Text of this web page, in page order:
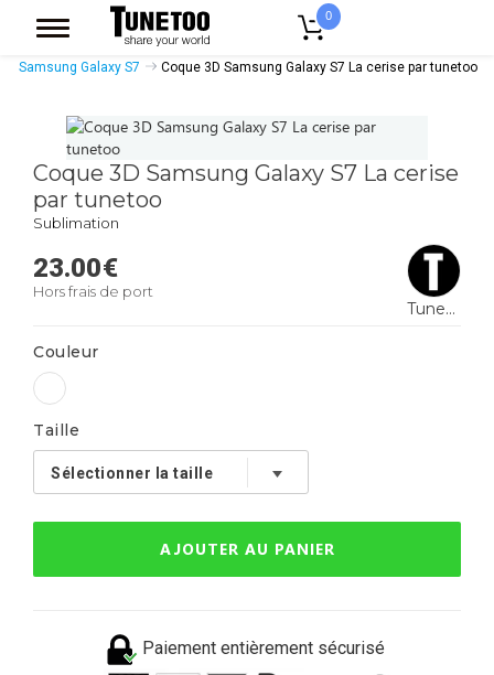
0
Accessoires Casquettes
Coques Smartphones
Samsung Galaxy S7
Coque 3D Samsung Galaxy S7 La cerise par tunetoo
Coque 3D Samsung Galaxy S7 La cerise
par tunetoo
Sublimation
23.00€
Hors frais de port
Tunetoo
Couleur
Taille
AJOUTER AU PANIER
Paiement entièrement sécurisé